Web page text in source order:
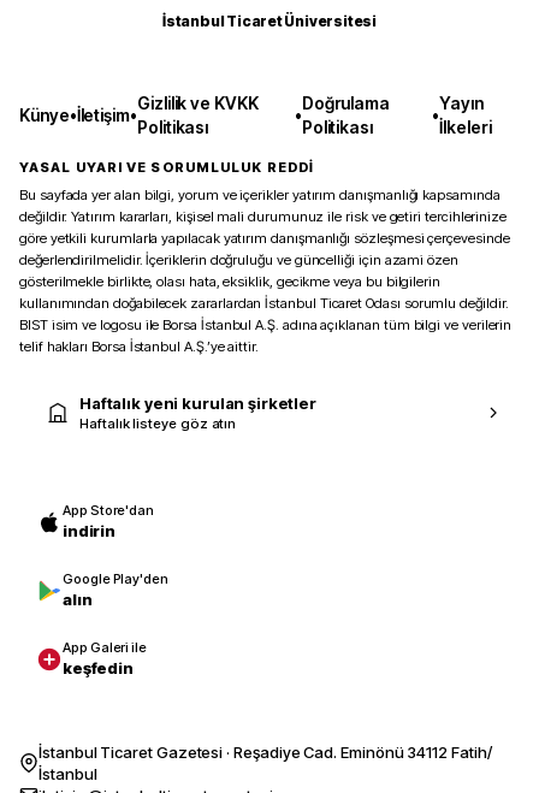
İstanbul Ticaret Üniversitesi
Künye•İletişim•
Gizlilik ve KVKK
Politikası
•
Doğrulama
Politikası
•
Yayın
İlkeleri
YASAL UYARI VE SORUMLULUK REDDİ
Bu sayfada yer alan bilgi, yorum ve içerikler yatırım danışmanlığı kapsamında
değildir. Yatırım kararları, kişisel mali durumunuz ile risk ve getiri tercihlerinize
göre yetkili kurumlarla yapılacak yatırım danışmanlığı sözleşmesi çerçevesinde
değerlendirilmelidir. İçeriklerin doğruluğu ve güncelliği için azami özen
gösterilmekle birlikte, olası hata, eksiklik, gecikme veya bu bilgilerin
kullanımından doğabilecek zararlardan İstanbul Ticaret Odası sorumlu değildir.
BIST isim ve logosu ile Borsa İstanbul A.Ş. adına açıklanan tüm bilgi ve verilerin
telif hakları Borsa İstanbul A.Ş.’ye aittir.
Haftalık yeni kurulan şirketler
Haftalık listeye göz atın
App Store'dan
indirin
Google Play'den
alın
App Galeri ile
keşfedin
İstanbul Ticaret Gazetesi · Reşadiye Cad. Eminönü 34112 Fatih/
İstanbul